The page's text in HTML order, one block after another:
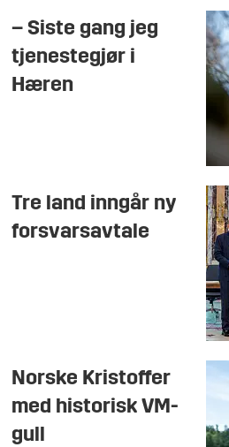
– Siste gang jeg
tjenestegjør i
Hæren
Tre land inngår ny
forsvarsavtale
Norske Kristoffer
med historisk VM-
gull